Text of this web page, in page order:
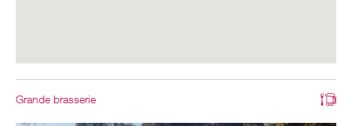
Grande brasserie